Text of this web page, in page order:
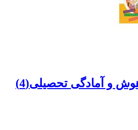
و آمادگی تحصیلی(4)